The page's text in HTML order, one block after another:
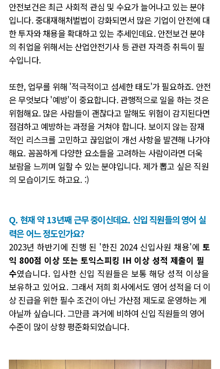
안전보건은 최근 사회적 관심 및 수요가 늘어나고 있는 분야
입니다.중대재해처벌법이 강화되면서 많은 기업이 안전에 대
한 투자와 채용을 확대하고 있는 추세인데요. 안전보건 분야
의 취업을 위해서는 산업안전기사 등 관련 자격증 취득이 필
수입니다.
또한, 업무를 위해 '적극적이고 섬세한 태도'가 필요하죠. 안전
은 무엇보다 '예방'이 중요합니다. 관행적으로 일을 하는 것은
위험해요. 많은 사람들이 괜찮다고 말해도 위험이 감지된다면
점검하고 예방하는 과정을 거쳐야 합니다. 보이지 않는 잠재
적인 리스크를 고민하고 끊임없이 개선 사항을 발견해 나가야
해요. 꼼꼼하게 다양한 요소들을 고려하는 사람이라면 더욱
보람을 느끼며 일할 수 있는 분야입니다. 제가 뽑고 싶은 직원
의 모습이기도 하고요. :)
Q. 현재 약 13년째 근무 중이신데요. 신입 직원들의 영어 실
력은 어느 정도인가요?
2023년 하반기에 진행 된 '한진 2024 신입사원 채용'에 토
익 800점 이상 또는 토익스피킹 IH 이상 성적 제출이 필
수였습니다. 입사한 신입 직원들은 보통 해당 성적 이상을
보유하고 있어요. 그래서 저희 회사에서도 영어 성적을 더 이
상 진급을 위한 필수 조건이 아닌 가산점 제도로 운영하는 게
아닐까 싶습니다. 그만큼 과거에 비하여 신입 직원들의 영어
수준이 많이 상향 평준화되었습니다.